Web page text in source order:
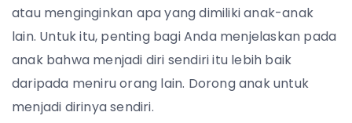
atau menginginkan apa yang dimiliki anak-anak
lain. Untuk itu, penting bagi Anda menjelaskan pada
anak bahwa menjadi diri sendiri itu lebih baik
daripada meniru orang lain. Dorong anak untuk
menjadi dirinya sendiri.